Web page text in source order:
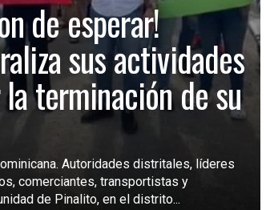
de esperar!
sus actividades
terminación de su
Autoridades distritales, líderes
comerciantes, transportistas y
de Pinalito, en el distrito...